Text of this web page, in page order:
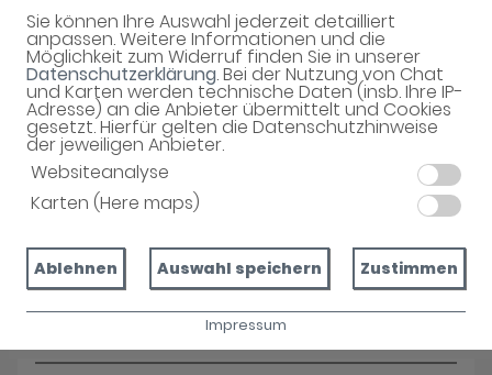
Sie können Ihre Auswahl jederzeit detailliert
anpassen. Weitere Informationen und die
Möglichkeit zum Widerruf finden Sie in unserer
Datenschutzerklärung. Bei der Nutzung von Chat
und Karten werden technische Daten (insb. Ihre IP-
Adresse) an die Anbieter übermittelt und Cookies
gesetzt. Hierfür gelten die Datenschutzhinweise
der jeweiligen Anbieter.
Websiteanalyse
Karten (Here maps)
Ablehnen Auswahl speichern Zustimmen
Impressum
Ihre Daten
Vorname*
E-Mail*